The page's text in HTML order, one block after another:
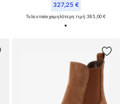
327,25 €
Τελευταία χαμηλότερη τιμή:385,00 €